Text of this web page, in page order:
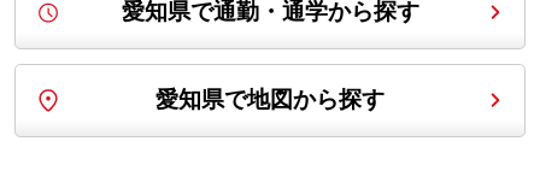
愛知県で通勤・通学から探す
愛知県で地図から探す